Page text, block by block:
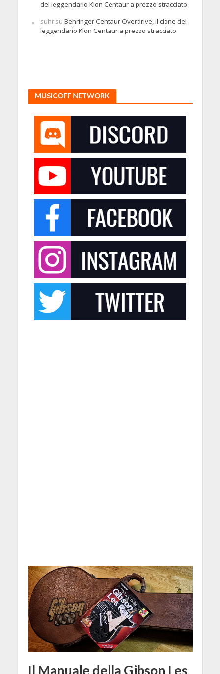
del leggendario Klon Centaur a prezzo stracciato
suhrsu Behringer Centaur Overdrive, il clone del
leggendario Klon Centaur a prezzo stracciato
MUSICOFF NETWORK
Il Manuale della Gibson Les